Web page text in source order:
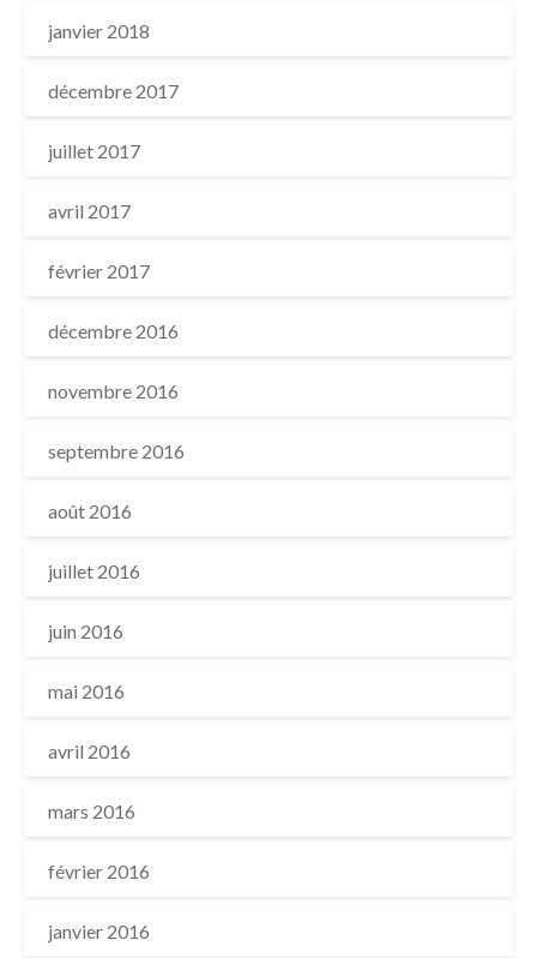
janvier 2018
décembre 2017
juillet 2017
avril 2017
février 2017
décembre 2016
novembre 2016
septembre 2016
août 2016
juillet 2016
juin 2016
mai 2016
avril 2016
mars 2016
février 2016
janvier 2016